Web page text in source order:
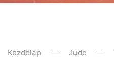
Kezdőlap Judo